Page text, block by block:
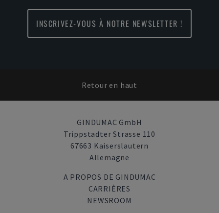
INSCRIVEZ-VOUS À NOTRE NEWSLETTER !
Retour en haut
GINDUMAC GmbH
Trippstadter Strasse 110
67663 Kaiserslautern
Allemagne
A PROPOS DE GINDUMAC
CARRIÈRES
NEWSROOM